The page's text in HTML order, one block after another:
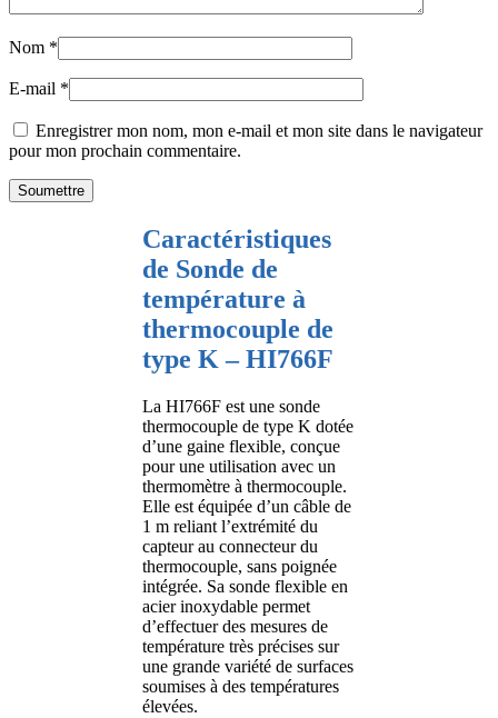
Nom *
E-mail *
Enregistrer mon nom, mon e-mail et mon site dans le navigateur
pour mon prochain commentaire.
Caractéristiques
de Sonde de
température à
thermocouple de
type K – HI766F
La HI766F est une sonde
thermocouple de type K dotée
d’une gaine flexible, conçue
pour une utilisation avec un
thermomètre à thermocouple.
Elle est équipée d’un câble de
1 m reliant l’extrémité du
capteur au connecteur du
thermocouple, sans poignée
intégrée. Sa sonde flexible en
acier inoxydable permet
d’effectuer des mesures de
température très précises sur
une grande variété de surfaces
soumises à des températures
élevées.